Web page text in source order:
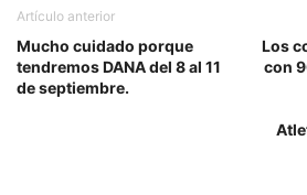
Artículo anterior
Mucho cuidado porque
tendremos DANA del 8 al 11
de septiembre.
Los
con